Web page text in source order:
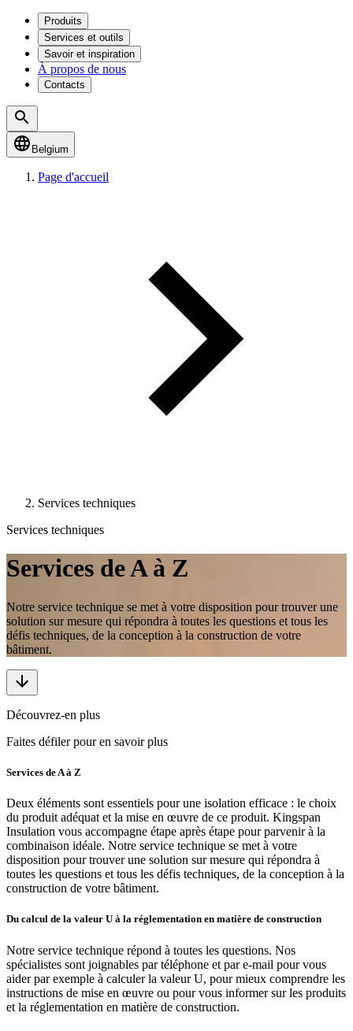
Produits
Services et outils
Savoir et inspiration
À propos de nous
Contacts
Belgium
Page d'accueil
Services techniques
Services techniques
Services de A à Z
Notre service technique se met à votre disposition pour trouver une
solution sur mesure qui répondra à toutes les questions et tous les
défis techniques, de la conception à la construction de votre
bâtiment.
Découvrez-en plus
Faites défiler pour en savoir plus
Services de A à Z
Deux éléments sont essentiels pour une isolation efficace : le choix
du produit adéquat et la mise en œuvre de ce produit. Kingspan
Insulation vous accompagne étape après étape pour parvenir à la
combinaison idéale. Notre service technique se met à votre
disposition pour trouver une solution sur mesure qui répondra à
toutes les questions et tous les défis techniques, de la conception à la
construction de votre bâtiment.
Du calcul de la valeur U à la réglementation en matière de construction
Notre service technique répond à toutes les questions. Nos
spécialistes sont joignables par téléphone et par e-mail pour vous
aider par exemple à calculer la valeur U, pour mieux comprendre les
instructions de mise en œuvre ou pour vous informer sur les produits
et la réglementation en matière de construction.